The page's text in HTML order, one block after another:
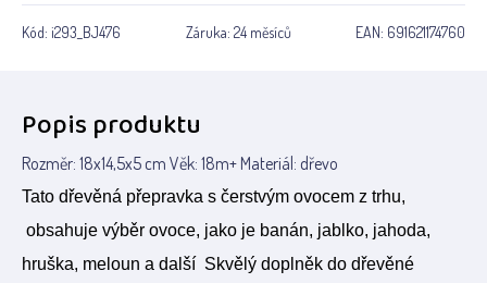
Kód: i293_BJ476 Záruka: 24 měsíců EAN: 691621174760
Popis produktu
Rozměr: 18x14,5x5 cm Věk: 18m+ Materiál: dřevo
Tato dřevěná přepravka s čerstvým ovocem z trhu,
obsahuje výběr ovoce, jako je banán, jablko, jahoda,
hruška, meloun a další Skvělý doplněk do dřevěné